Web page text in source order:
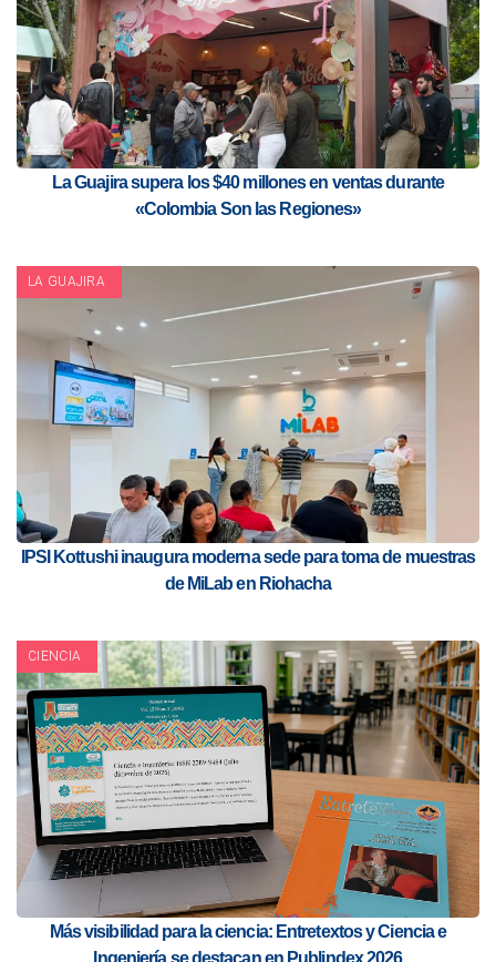
La Guajira supera los $40 millones en ventas durante
«Colombia Son las Regiones»
LA GUAJIRA
IPSI Kottushi inaugura moderna sede para toma de muestras
de MiLab en Riohacha
CIENCIA
Más visibilidad para la ciencia: Entretextos y Ciencia e
Ingeniería se destacan en Publindex 2026